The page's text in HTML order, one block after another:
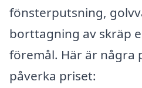
fönsterputsning,
borttagning av skräp
föremål. Här är några
påverka priset: